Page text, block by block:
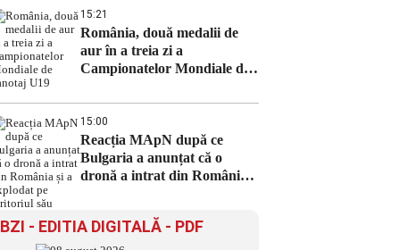
15:21
România, două medalii de
aur în a treia zi a
Campionatelor Mondiale de
15:00
Reacția MApN după ce
Bulgaria a anunțat că o
dronă a intrat din România
BZI - EDITIA DIGITALĂ - PDF